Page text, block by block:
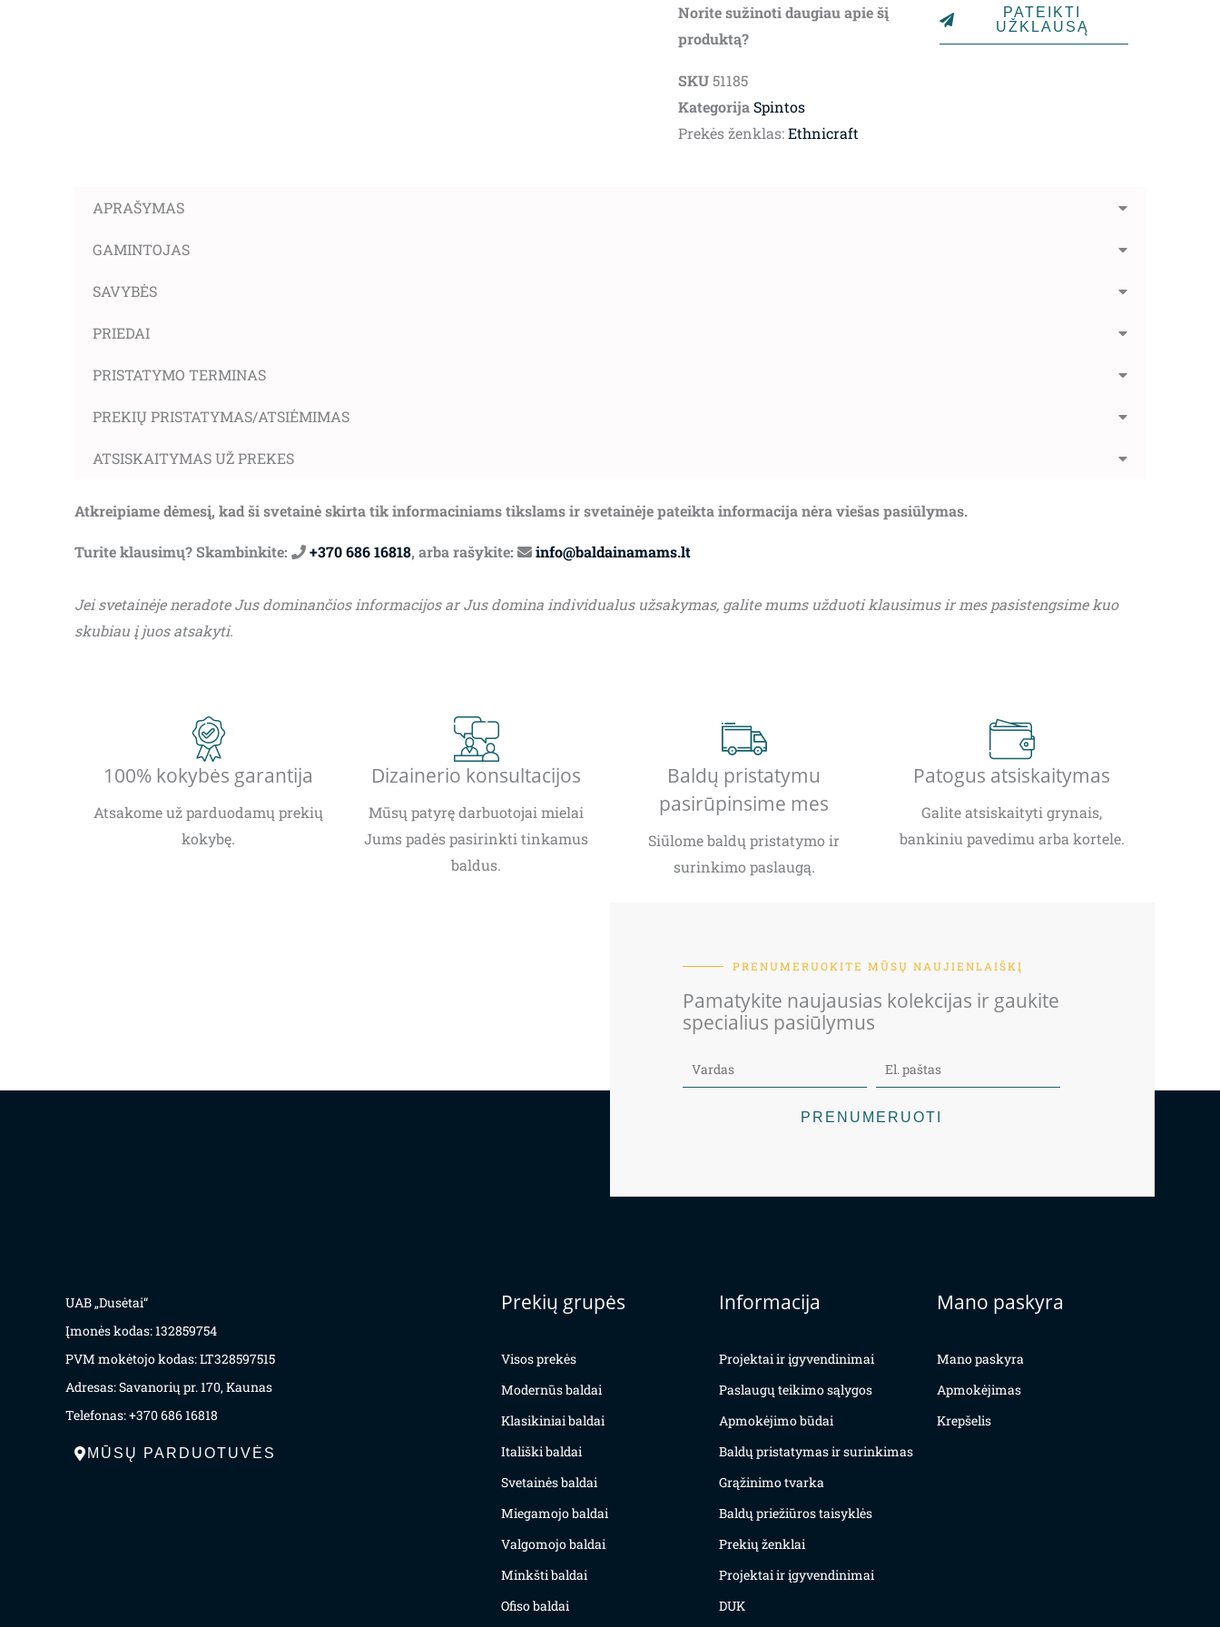
Norite sužinoti daugiau apie šį
produktą?
PATEIKTI
UŽKLAUSĄ
SKU51185
Kategorija Spintos
Prekės ženklas:Ethnicraft
APRAŠYMAS
GAMINTOJAS
SAVYBĖS
PRIEDAI
PRISTATYMO TERMINAS
PREKIŲ PRISTATYMAS/ATSIĖMIMAS
ATSISKAITYMAS UŽ PREKES
Atkreipiame dėmesį, kad ši svetainė skirta tik informaciniams tikslams ir svetainėje pateikta informacija nėra viešas pasiūlymas.
Turite klausimų? Skambinkite: +370 686 16818, arba rašykite: info@baldainamams.lt
Jei svetainėje neradote Jus dominančios informacijos ar Jus domina individualus užsakymas, galite mums užduoti klausimus ir mes pasistengsime kuo
skubiau į juos atsakyti.
100% kokybės garantija
Atsakome už parduodamų prekių
kokybę.
Dizainerio konsultacijos
Mūsų patyrę darbuotojai mielai
Jums padės pasirinkti tinkamus
baldus.
Baldų pristatymu
pasirūpinsime mes
Siūlome baldų pristatymo ir
surinkimo paslaugą.
Patogus atsiskaitymas
Galite atsiskaityti grynais,
bankiniu pavedimu arba kortele.
PRENUMERUOKITE MŪSŲ NAUJIENLAIŠKĮ
Pamatykite naujausias kolekcijas ir gaukite
specialius pasiūlymus
PRENUMERUOTI
UAB „Dusėtai“
Įmonės kodas: 132859754
PVM mokėtojo kodas: LT328597515
Adresas: Savanorių pr. 170, Kaunas
Telefonas: +370 686 16818
MŪSŲ PARDUOTUVĖS
Prekių grupės
Visos prekės
Modernūs baldai
Klasikiniai baldai
Itališki baldai
Svetainės baldai
Miegamojo baldai
Valgomojo baldai
Minkšti baldai
Ofiso baldai
Informacija
Projektai ir įgyvendinimai
Paslaugų teikimo sąlygos
Apmokėjimo būdai
Baldų pristatymas ir surinkimas
Grąžinimo tvarka
Baldų priežiūros taisyklės
Prekių ženklai
Projektai ir įgyvendinimai
DUK
Mano paskyra
Mano paskyra
Apmokėjimas
Krepšelis